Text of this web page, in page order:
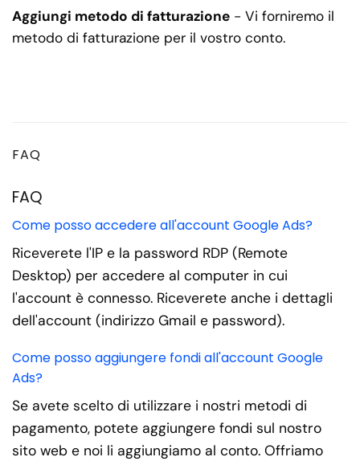
Aggiungi metodo di fatturazione - Vi forniremo il
metodo di fatturazione per il vostro conto.
FAQ
FAQ
Come posso accedere all'account Google Ads?
Riceverete l'IP e la password RDP (Remote
Desktop) per accedere al computer in cui
l'account è connesso. Riceverete anche i dettagli
dell'account (indirizzo Gmail e password).
Come posso aggiungere fondi all'account Google
Ads?
Se avete scelto di utilizzare i nostri metodi di
pagamento, potete aggiungere fondi sul nostro
sito web e noi li aggiungiamo al conto. Offriamo